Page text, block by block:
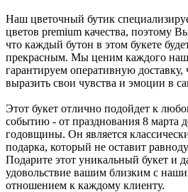
Наш цветочный бутик
цветов premium качества, поэтому
что каждый бутон в этом букете
прекрасным. Мы ценим каждого
гарантируем оперативную
выразить свои чувства и эмоции в
Этот букет отлично подойдет к
событию - от празднования 8 марта
годовщины. Он является
подарка, который не оставит
Подарите этот уникальный букет и
удовольствие вашим близким с
отношением к каждому клиенту.